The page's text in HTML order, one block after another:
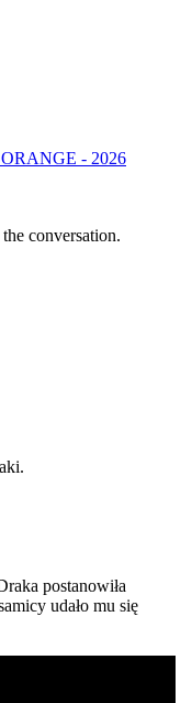
- 2026
conversation.
postanowiła
udało mu się